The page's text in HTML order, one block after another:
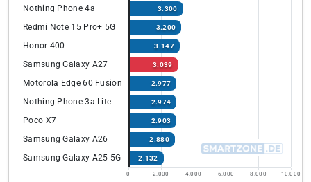
Nothing Phone 4a 3.300
Redmi Note 15 Pro+ 5G 3.200
Honor 400 3.147
Samsung Galaxy A27 3.039
Motorola Edge 60 Fusion 2.977
Nothing Phone 3a Lite 2.974
Poco X7 2.903
Samsung Galaxy A26 2.880
Samsung Galaxy A25 5G 2.132
0 2.000 4.000 6.000 8.000 10.000